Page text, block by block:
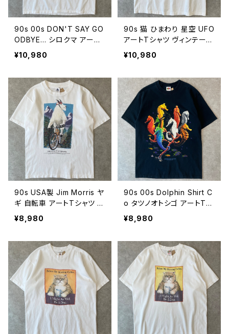
90s 00s DON'T SAY GO
ODBYE... シロクマ アート
Tシャツ アニマル 絶滅危惧
種 B.Michele 動物 ヴィン
0年代 ビンテージ XL 260
80602
¥10,980
90s 猫 ひまわり 星空 UFO
アートTシャツ ヴィンテージ
シングルステッチ アニマル
動物 ネコ ねこ Keiko Oku
代 ビンテージ 26080601
¥10,980
90s USA製 Jim Morris ヤ
ギ 自転車 アートTシャツ ヴ
ィンテージ シングルステッ
チ アニマル 動物 山 自然
バイク 古着 白 ホワイト 90
年代 ビンテージ M 26080
412
¥8,980
90s 00s Dolphin Shirt C
o タツノオトシゴ アートTシ
ャツ ヴィンテージ 魚 アニマ
ル 動物 発泡プリント カラフ
代 ビンテージ M 2608041
1
¥8,980